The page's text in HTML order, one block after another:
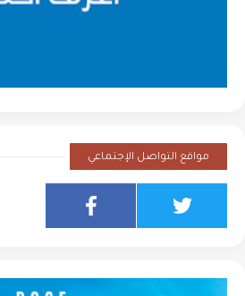
مواقع التواصل الإجتماعي